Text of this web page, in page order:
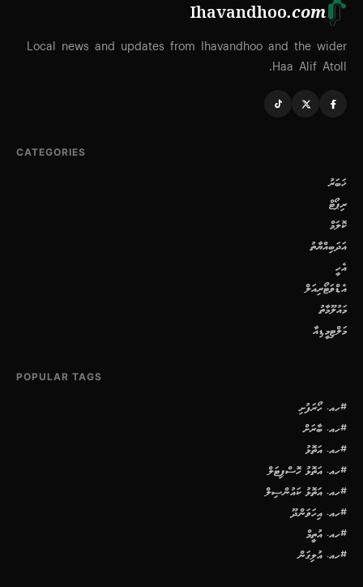
Ihavandhoo.com
Local news and updates from Ihavandhoo and the wider
Haa Alif Atoll.
CATEGORIES
ޚަބަރު
ރިޕޯޓް
ކޮލަމް
އަދަބިއްޔާތު
އެހީ
އެޑްވަޓޯރިއަލް
މައުލޫމާތު
މަލްޓިމީޑިއާ
POPULAR TAGS
#ހއ. ހޯރަފުށި
#ހއ. ބާރަށް
#ހއ. އަތޮޅު
#ހއ. އަތޮޅު ހޮސްޕިޓަލް
#ހއ. އަތޮޅު ކައުންސިލް
#ހއ. އިހަވަންދޫ
#ހއ. އުތީމް
#ހއ. އުލިގަން